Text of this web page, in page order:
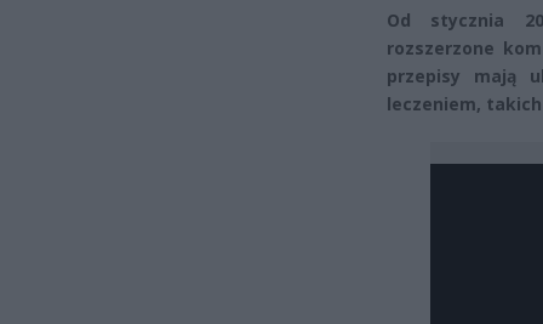
Od stycznia
rozszerzone
przepisy mają
leczeniem,